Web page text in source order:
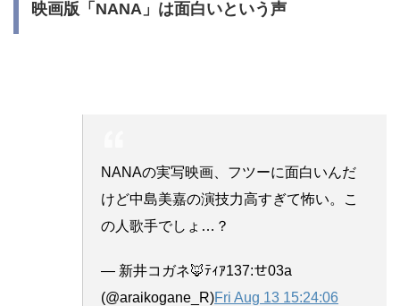
映画版「NANA」は面白いという声
NANAの実写映画、フツーに面白いんだ
けど中島美嘉の演技力高すぎて怖い。こ
の人歌手でしょ…？
— 新井コガネ🦊ﾃｨｱ137:せ03a
(@araikogane_R)Fri Aug 13 15:24:06